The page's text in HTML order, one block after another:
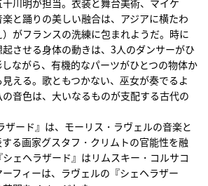
川明が担当。衣装と舞台美術、マイケ
と踊りの美しい融合は、アジアに横たわ
がフランスの洗練に包まれようだ。時に
させる身体の動きは、3人のダンサーがひ
ながら、有機的なパーツがひとつの物体か
える。歌ともつかない、巫女が奏でるよ
音色は、大いなるものが支配する古代の
ザード』は、モーリス・ラヴェルの音楽と
る画家グスタフ・クリムトの官能性を融
ェヘラザード』はリムスキー・コルサコ
フィーは、ラヴェルの『シェヘラザー